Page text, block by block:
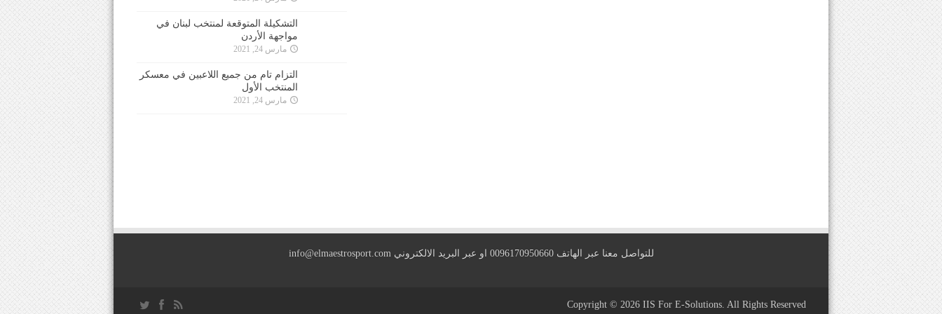
التشكيلة المتوقعة لمنتخب لبنان في
مواجهة الأردن
مارس 24, 2021
التزام تام من جميع اللاعبين في معسكر
المنتخب الأول
مارس 24, 2021
للتواصل معنا عبر الهاتف 0096170950660 او عبر البريد الالكتروني info@elmaestrosport.com
Copyright © 2026 IIS For E-Solutions. All Rights Reserved